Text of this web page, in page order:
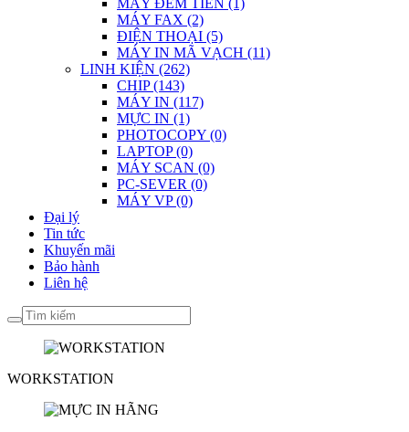
MÁY ĐẾM TIỀN (1)
MÁY FAX (2)
ĐIỆN THOẠI (5)
MÁY IN MÃ VẠCH (11)
LINH KIỆN (262)
CHIP (143)
MÁY IN (117)
MỰC IN (1)
PHOTOCOPY (0)
LAPTOP (0)
MÁY SCAN (0)
PC-SEVER (0)
MÁY VP (0)
Đại lý
Tin tức
Khuyến mãi
Bảo hành
Liên hệ
WORKSTATION